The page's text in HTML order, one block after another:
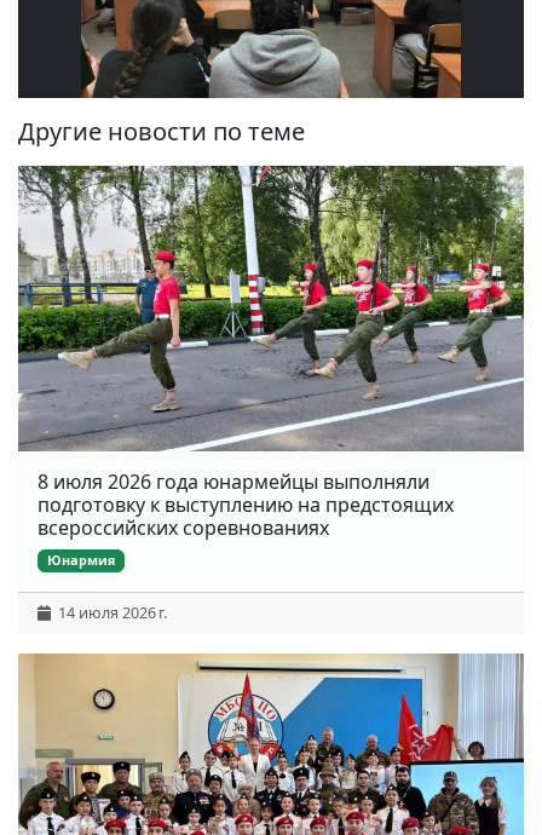
Другие новости по теме
8 июля 2026 года юнармейцы выполняли
подготовку к выступлению на предстоящих
всероссийских соревнованиях
Юнармия
14 июля 2026 г.